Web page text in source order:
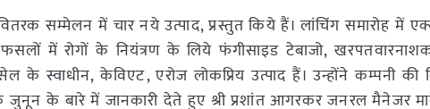
सम्मेलन में चार नये उत्पाद, प्रस्तुत किये हैं। लांचिंग समारोह में
में रोगों के नियंत्रण के लिये फंगीसाइड टेबाजो, खरपतवारनाशक
के स्वाधीन, केविएट, एरोज लोकप्रिय उत्पाद हैं। उन्होंने कम्पनी की
जुनून के बारे में जानकारी देते हुए श्री प्रशांत आगरकर जनरल मैनेजर